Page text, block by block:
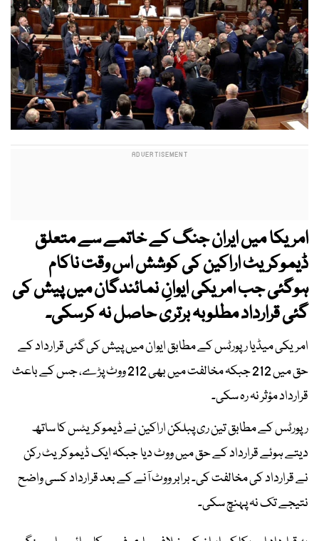
امریکا میں ایران جنگ کے خاتمے سے متعلق
ڈیموکریٹ اراکین کی کوشش اس وقت ناکام
ہوگئی جب امریکی ایوانِ نمائندگان میں پیش کی
گئی قرارداد مطلوبہ برتری حاصل نہ کرسکی۔
امریکی میڈیا رپورٹس کے مطابق ایوان میں پیش کی گئی قرارداد کے
حق میں 212 جبکہ مخالفت میں بھی 212 ووٹ پڑے، جس کے باعث
قرارداد مؤثر نہ رہ سکی۔
رپورٹس کے مطابق تین ری پبلکن اراکین نے ڈیموکریٹس کا ساتھ
دیتے ہوئے قرارداد کے حق میں ووٹ دیا جبکہ ایک ڈیموکریٹ رکن
نے قرارداد کی مخالفت کی۔ برابر ووٹ آنے کے بعد قرارداد کسی واضح
نتیجے تک نہ پہنچ سکی۔